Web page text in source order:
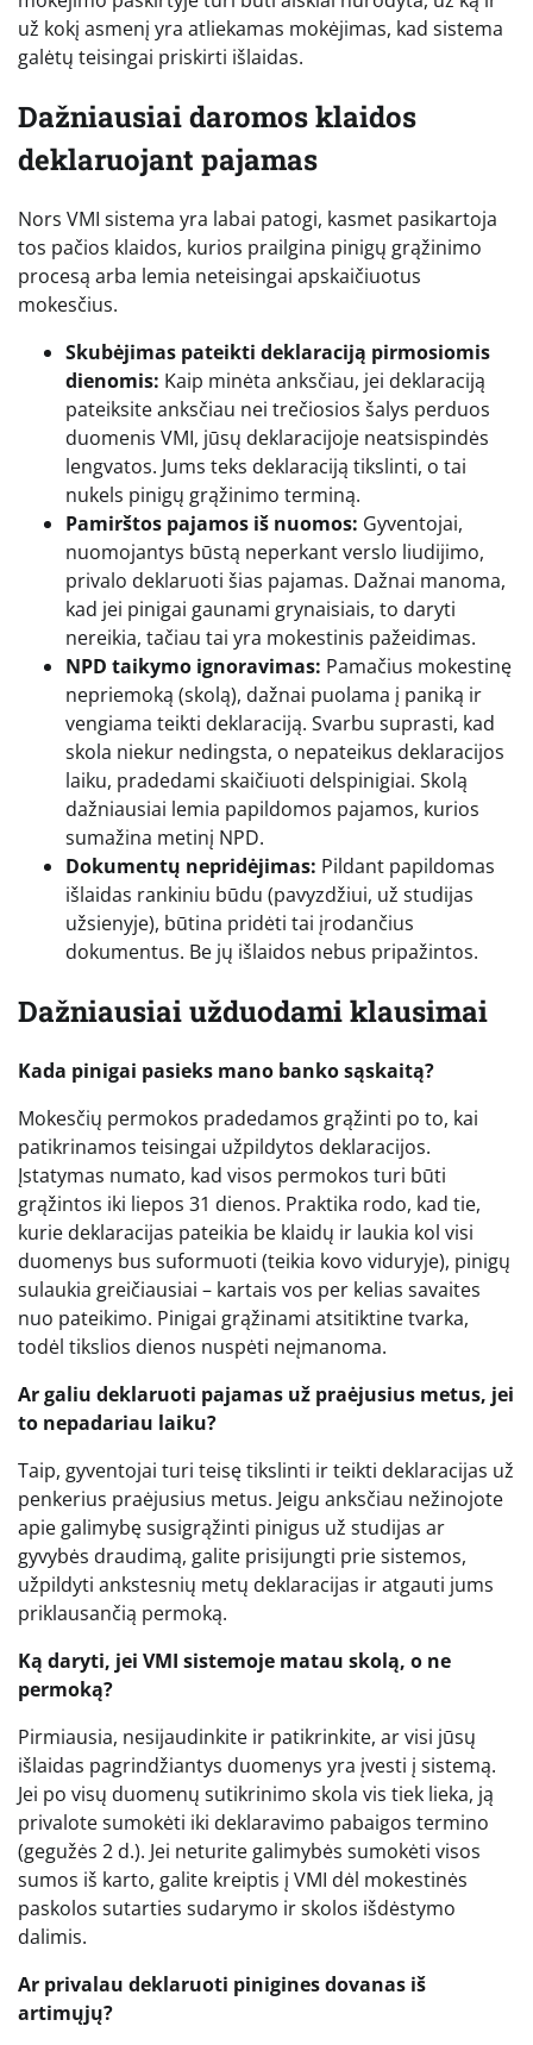
už kokį asmenį yra atliekamas mokėjimas, kad sistema
galėtų teisingai priskirti išlaidas.
Dažniausiai daromos klaidos
deklaruojant pajamas
Nors VMI sistema yra labai patogi, kasmet pasikartoja
tos pačios klaidos, kurios prailgina pinigų grąžinimo
procesą arba lemia neteisingai apskaičiuotus
mokesčius.
Skubėjimas pateikti deklaraciją pirmosiomis
dienomis: Kaip minėta anksčiau, jei deklaraciją
pateiksite anksčiau nei trečiosios šalys perduos
duomenis VMI, jūsų deklaracijoje neatsispindės
lengvatos. Jums teks deklaraciją tikslinti, o tai
nukels pinigų grąžinimo terminą.
Pamirštos pajamos iš nuomos: Gyventojai,
nuomojantys būstą neperkant verslo liudijimo,
privalo deklaruoti šias pajamas. Dažnai manoma,
kad jei pinigai gaunami grynaisiais, to daryti
nereikia, tačiau tai yra mokestinis pažeidimas.
NPD taikymo ignoravimas: Pamačius mokestinę
nepriemoką (skolą), dažnai puolama į paniką ir
vengiama teikti deklaraciją. Svarbu suprasti, kad
skola niekur nedingsta, o nepateikus deklaracijos
laiku, pradedami skaičiuoti delspinigiai. Skolą
dažniausiai lemia papildomos pajamos, kurios
sumažina metinį NPD.
Dokumentų nepridėjimas: Pildant papildomas
išlaidas rankiniu būdu (pavyzdžiui, už studijas
užsienyje), būtina pridėti tai įrodančius
dokumentus. Be jų išlaidos nebus pripažintos.
Dažniausiai užduodami klausimai
Kada pinigai pasieks mano banko sąskaitą?
Mokesčių permokos pradedamos grąžinti po to, kai
patikrinamos teisingai užpildytos deklaracijos.
Įstatymas numato, kad visos permokos turi būti
grąžintos iki liepos 31 dienos. Praktika rodo, kad tie,
kurie deklaracijas pateikia be klaidų ir laukia kol visi
duomenys bus suformuoti (teikia kovo viduryje), pinigų
sulaukia greičiausiai – kartais vos per kelias savaites
nuo pateikimo. Pinigai grąžinami atsitiktine tvarka,
todėl tikslios dienos nuspėti neįmanoma.
Ar galiu deklaruoti pajamas už praėjusius metus, jei
to nepadariau laiku?
Taip, gyventojai turi teisę tikslinti ir teikti deklaracijas už
penkerius praėjusius metus. Jeigu anksčiau nežinojote
apie galimybę susigrąžinti pinigus už studijas ar
gyvybės draudimą, galite prisijungti prie sistemos,
užpildyti ankstesnių metų deklaracijas ir atgauti jums
priklausančią permoką.
Ką daryti, jei VMI sistemoje matau skolą, o ne
permoką?
Pirmiausia, nesijaudinkite ir patikrinkite, ar visi jūsų
išlaidas pagrindžiantys duomenys yra įvesti į sistemą.
Jei po visų duomenų sutikrinimo skola vis tiek lieka, ją
privalote sumokėti iki deklaravimo pabaigos termino
(gegužės 2 d.). Jei neturite galimybės sumokėti visos
sumos iš karto, galite kreiptis į VMI dėl mokestinės
paskolos sutarties sudarymo ir skolos išdėstymo
dalimis.
Ar privalau deklaruoti pinigines dovanas iš
artimųjų?